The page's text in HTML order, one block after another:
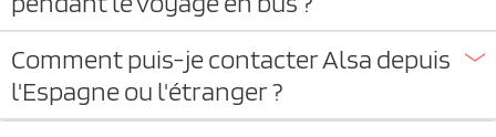
Comment puis-je contacter Alsa depuis
l'Espagne ou l'étranger ?